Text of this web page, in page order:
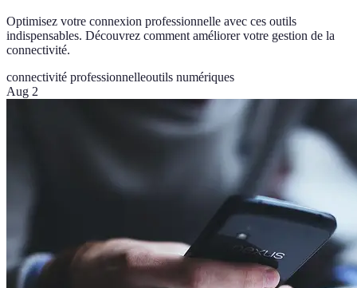
Optimisez votre connexion professionnelle avec ces outils
indispensables. Découvrez comment améliorer votre gestion de la
connectivité.
connectivité professionnelleoutils numériques
Aug 2